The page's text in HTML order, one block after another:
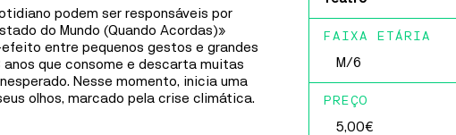
Gafanha Nazaré
Ílhavo
podem ser responsáveis por
do Mundo (Quando Acordas)»
entre pequenos gestos e grandes
que consome e descarta muitas
Nesse momento, inicia uma
olhos, marcado pela crise climática.
FAIXA ETÁRIA
M/6
PREÇO
5,00€
repleto de personagens inéditos, dentro da maior
franchise de animação da história a nível global:
Mínimos e Monstros.
MAIS INFORMAÇÕES